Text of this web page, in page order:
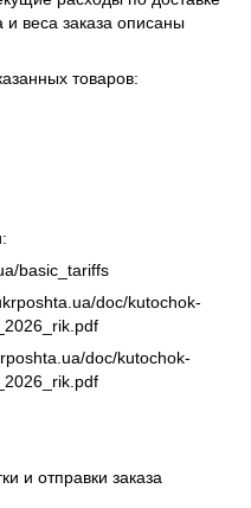
веса заказа описаны
товаров:
basic_tariffs
doc/kutochok-
doc/kutochok-
и отправки заказа